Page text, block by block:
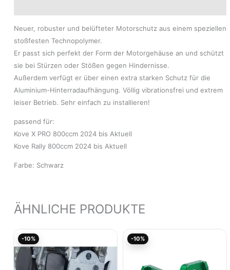
Neuer, robuster und belüfteter Motorschutz aus einem speziellen
stoßfesten Technopolymer.
Er passt sich perfekt der Form der Motorgehäuse an und schützt
sie bei Stürzen oder Stößen gegen Hindernisse.
Außerdem verfügt er über einen extra starken Schutz für die
Aluminium-Hinterradaufhängung. Völlig vibrationsfrei und extrem
leiser Betrieb. Sehr einfach zu installieren!
passend für:
Kove X PRO 800ccm 2024 bis Aktuell
Kove Rally 800ccm 2024 bis Aktuell
Farbe: Schwarz
ÄHNLICHE PRODUKTE
-10%
war:
107,00€
ist:
96,31€.
-10%